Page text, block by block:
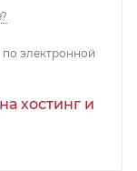
электронной
хостинг и